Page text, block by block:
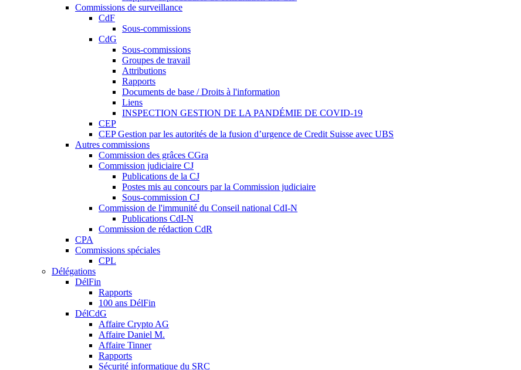
Commissions de surveillance
CdF
Sous-commissions
CdG
Sous-commissions
Groupes de travail
Attributions
Rapports
Documents de base / Droits à l'information
Liens
INSPECTION GESTION DE LA PANDÉMIE DE COVID-19
CEP
CEP Gestion par les autorités de la fusion d’urgence de Credit Suisse avec UBS
Autres commissions
Commission des grâces CGra
Commission judiciaire CJ
Publications de la CJ
Postes mis au concours par la Commission judiciaire
Sous-commission CJ
Commission de l'immunité du Conseil national CdI-N
Publications CdI-N
Commission de rédaction CdR
CPA
Commissions spéciales
CPL
Délégations
DélFin
Rapports
100 ans DélFin
DélCdG
Affaire Crypto AG
Affaire Daniel M.
Affaire Tinner
Rapports
Sécurité informatique du SRC